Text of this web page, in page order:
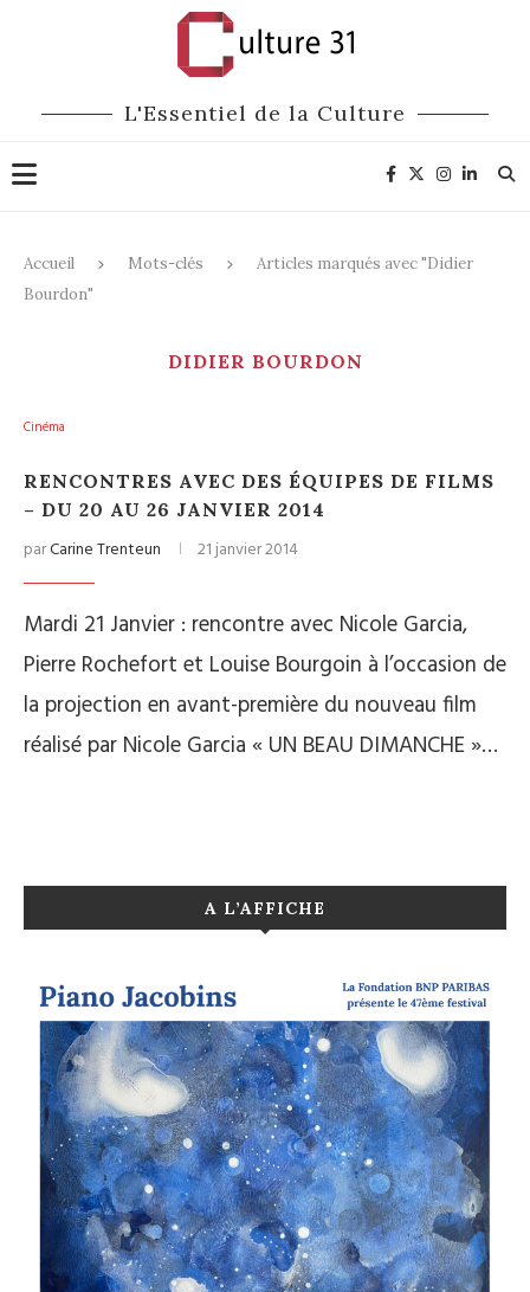
L'Essentiel de la Culture
Accueil Mots-clés
Articles marqués avec "Didier
Bourdon"
DIDIER BOURDON
Cinéma
RENCONTRES AVEC DES ÉQUIPES DE FILMS
– DU 20 AU 26 JANVIER 2014
parCarine Trenteun 21 janvier 2014
Mardi 21 Janvier : rencontre avec Nicole Garcia,
Pierre Rochefort et Louise Bourgoin à l’occasion de
la projection en avant-première du nouveau film
réalisé par Nicole Garcia « UN BEAU DIMANCHE »…
A L’AFFICHE